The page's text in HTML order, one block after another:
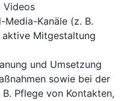
Videos
Media-Kanäle (z. B.
aktive Mitgestaltung
und Umsetzung
sowie bei der
Pflege von Kontakten,